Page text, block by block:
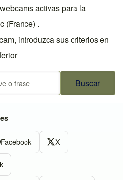
activas para la
(France) .
introduzca sus criterios en
Facebook X